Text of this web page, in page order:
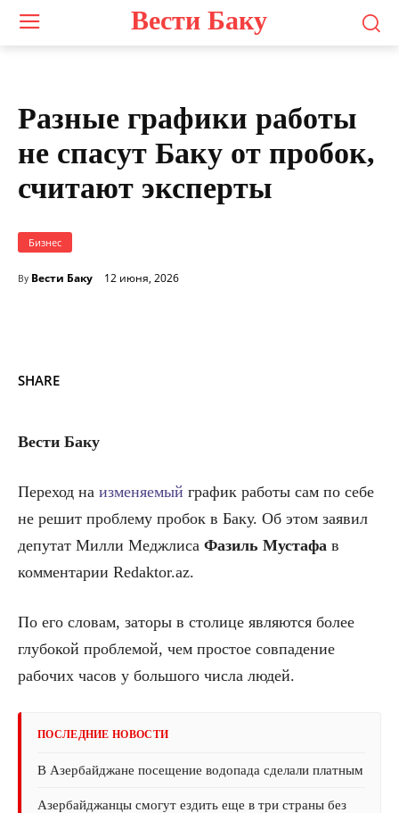
Вести Баку
Разные графики работы
не спасут Баку от пробок,
считают эксперты
Бизнес
By Вести Баку 12 июня, 2026
SHARE
Вести Баку
Переход на изменяемый график работы сам по себе
не решит проблему пробок в Баку. Об этом заявил
депутат Милли Меджлиса Фазиль Мустафа в
комментарии Redaktor.az.
По его словам, заторы в столице являются более
глубокой проблемой, чем простое совпадение
рабочих часов у большого числа людей.
ПОСЛЕДНИЕ НОВОСТИ
В Азербайджане посещение водопада сделали платным
Азербайджанцы смогут ездить еще в три страны без